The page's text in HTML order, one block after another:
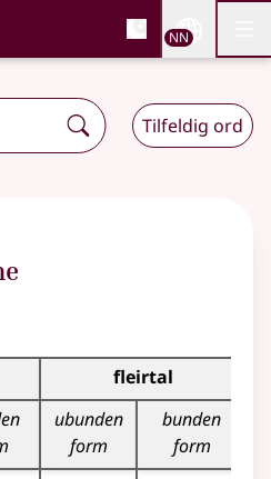
og
NN
Tilfeldig ord
substantivetfleirtal
ubunden
form
bunden
form